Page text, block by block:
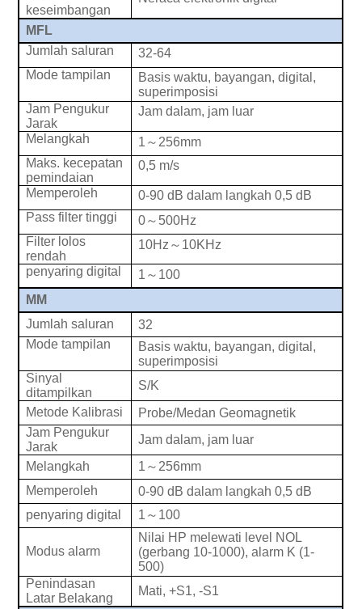
keseimbangan
MFL
Jumlah saluran
32-64
Mode tampilan
Basis waktu, bayangan, digital,
superimposisi
Jam Pengukur
Jarak
Jam dalam, jam luar
Melangkah 1 ～ 256mm
Maks. kecepatan
pemindaian
0,5 m/s
Memperoleh
0-90 dB dalam langkah 0,5 dB
Pass filter tinggi
0～ 500Hz
Filter lolos
rendah
10Hz ～ 10KHz
penyaring digital
1 ～ 100
MM
Jumlah saluran
32
Mode tampilan
Basis waktu, bayangan, digital,
superimposisi
Sinyal
ditampilkan
S/K
Metode Kalibrasi
Probe/Medan Geomagnetik
Jam Pengukur
Jarak
Jam dalam, jam luar
Melangkah
1 ～ 256mm
Memperoleh
0-90 dB dalam langkah 0,5 dB
penyaring digital
1 ～ 100
Modus alarm
Nilai HP melewati level NOL
(gerbang 10-1000), alarm K (1-
500)
Penindasan
Latar Belakang
Mati, +S1, -S1